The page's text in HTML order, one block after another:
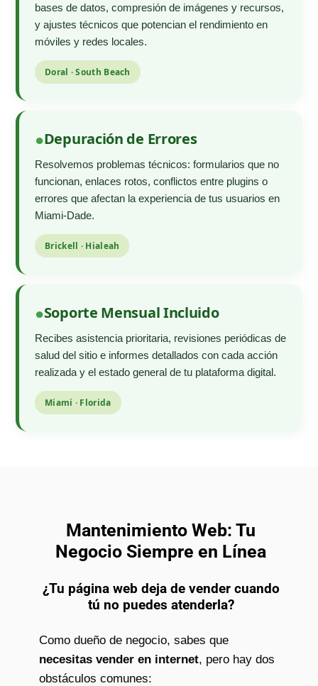
bases de datos, compresión de imágenes y recursos,
y ajustes técnicos que potencian el rendimiento en
móviles y redes locales.
Doral · South Beach
Depuración de Errores
Resolvemos problemas técnicos: formularios que no
funcionan, enlaces rotos, conflictos entre plugins o
errores que afectan la experiencia de tus usuarios en
Miami-Dade.
Brickell · Hialeah
Soporte Mensual Incluido
Recibes asistencia prioritaria, revisiones periódicas de
salud del sitio e informes detallados con cada acción
realizada y el estado general de tu plataforma digital.
Miami · Florida
Mantenimiento Web: Tu
Negocio Siempre en Línea
¿Tu página web deja de vender cuando
tú no puedes atenderla?
Como dueño de negocio, sabes que
necesitas vender en internet, pero hay dos
obstáculos comunes: